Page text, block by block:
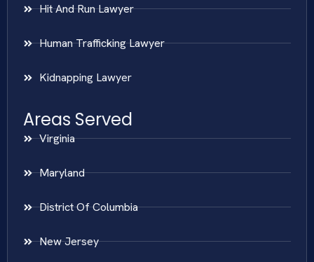
Hit And Run Lawyer
Human Trafficking Lawyer
Kidnapping Lawyer
Areas Served
Virginia
Maryland
District Of Columbia
New Jersey